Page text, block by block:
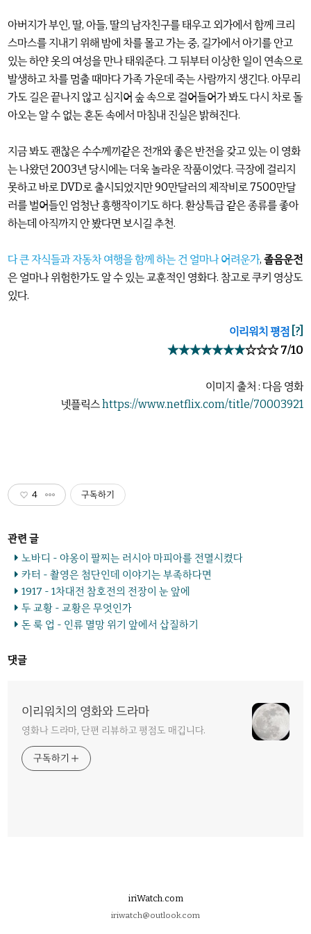
아버지가 부인, 딸, 아들, 딸의 남자친구를 태우고 외가에서 함께 크리
스마스를 지내기 위해 밤에 차를 몰고 가는 중, 길가에서 아기를 안고
있는 하얀 옷의 여성을 만나 태워준다. 그 뒤부터 이상한 일이 연속으로
발생하고 차를 멈출 때마다 가족 가운데 죽는 사람까지 생긴다. 아무리
가도 길은 끝나지 않고 심지어 숲 속으로 걸어들어가 봐도 다시 차로 돌
아오는 알 수 없는 혼돈 속에서 마침내 진실은 밝혀진다.
지금 봐도 괜찮은 수수께끼같은 전개와 좋은 반전을 갖고 있는 이 영화
는 나왔던 2003년 당시에는 더욱 놀라운 작품이었다. 극장에 걸리지
못하고 바로 DVD로 출시되었지만 90만달러의 제작비로 7500만달
러를 벌어들인 엄청난 흥행작이기도 하다. 환상특급 같은 종류를 좋아
하는데 아직까지 안 봤다면 보시길 추천.
다 큰 자식들과 자동차 여행을 함께 하는 건 얼마나 어려운가, 졸음운전
은 얼마나 위험한가도 알 수 있는 교훈적인 영화다. 참고로 쿠키 영상도
있다.
이리워치 평점 [?]
★★★★★★★☆☆☆ 7/10
이미지 출처 : 다음 영화
넷플릭스https://www.netflix.com/title/70003921
4 구독하기
노바디 - 야옹이 팔찌는 러시아 마피아를 전멸시켰다
카터 - 촬영은 첨단인데 이야기는 부족하다면
1917 - 1차대전 참호전의 전장이 눈 앞에
두 교황 - 교황은 무엇인가
돈 룩 업 - 인류 멸망 위기 앞에서 삽질하기
댓글
이리워치의 영화와 드라마
영화나 드라마, 단편 리뷰하고 평점도 매깁니다.
구독하기
iriWatch.com
iriwatch@outlook.com